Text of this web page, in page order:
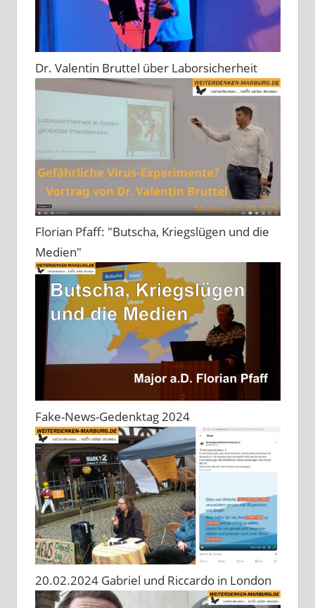
Dr. Valentin Bruttel über Laborsicherheit
Florian Pfaff: "Butscha, Kriegslügen und die
Medien"
Fake-News-Gedenktag 2024
20.02.2024 Gabriel und Riccardo in London